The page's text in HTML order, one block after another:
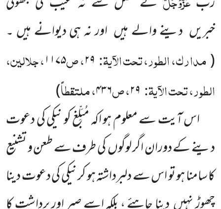
خبریں دینے والے ہیں اور نہ ہی دیوانے ہیں ۔
(مدارک، الطور، تحت الآیۃ: ۲۹، ص۱۱۷۵، جلالین،
الطور، تحت الآیۃ: ۲۹، ص۴۳۶، ملتقطاً)
اس آیت سے معلوم ہو اکہ مُبَلِّغ کو نیکی کی دعوت
دینے کے دوران اگر لوگوں کی طرف سے طعن و تشنیع
کا سامنا ہو تو اس سے دلبرداشتہ ہو کر نیکی کی دعوت دینا